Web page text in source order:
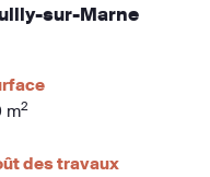
sur-Marne
m2
des travaux